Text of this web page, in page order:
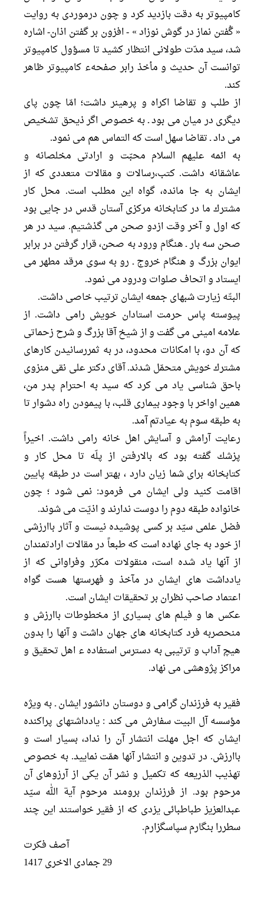
كامپيوتر به دقت بازديد كرد و چون درموردى به روايت
« گُفتن نماز در گوش نوزاد » - افزون بر گفتن اذان- اشاره
شد، سيد مدّت طولانى انتظار كشيد تا مسؤول كامپيوتر
توانست آن حديث و مأخذ رابر صفحهء كامپيوتر ظاهر
كند.
از طلب و تقاضا اكراه و پرهينر داشت؛ امّا چون پاى
ديگرى در ميان مى بود ـ به خصوص اگر ذيحق تشخيص
مى داد ـ تقاضا سهل است كه التماس هم مى نمود.
به ائمه عليهم السلام محبّت و ارادتى مخلصانه و
عاشقانه داشت. كتب،رسالات و مقالات متعددى كه از
ايشان به جا مانده، گواه اين مطلب است. محل كار
مشترك ما در كتابخانه مركزى آستان قدس در جايى بود
كه اول و آخر وقت ازدو صحن مى گذشتيم. سيد در هر
صحن سه بار ـ هنگام ورود به صحن، قرار گرفتن در برابر
ايوان بزرگ و هنگام خروج ـ رو به سوى مرقد مطهر می
ایستاد و اتحاف صلوات ودرود مى نمود.
البتّه زيارت شبهاى جمعه ايشان ترتيب خاصى داشت.
پيوسته پاس حرمت استادان خويش رامى داشت. از
علامه امينى مى گفت و از شيخ آقا بزرگ و شرح زحماتى
كه آن دو، با امكانات محدود، در به ثمررسانيدن كارهاى
مشترك خويش متحمّل شدند. آقاى دكتر على نقى منزوى
باحق شناسى ياد مى كرد كه سيد به احترام پدر من،
همين اواخر با وجود بيمارى قلب، با پيمودن راه دشوار تا
به طبقه سوم به عيادتم آمد.
رعايت آرامش و آسايش اهل خانه رامى داشت. اخيراً
پزشك گفته بود كه بالارفتن از پلّه تا محل كار و
كتابخانه براى شما زيان دارد ، بهتر است در طبقه پايين
اقامت كنيد ولى ایشان می فرمود: نمى شود ؛ چون
خانواده طبقه دوم را دوست ندارند و اذيّت مى شوند.
فضل علمى سيّد بر كسى پوشيده نيست و آثار باارزشى
از خود به جاى نهاده است كه طبعاً در مقالات ارادتمندان
از آنها ياد شده است، منقولات مكرّر وفراوانى كه از
يادداشت هاى ايشان در مآخذ و فهرستها هست گواه
اعتماد صاحب نظران بر تحقيقات ايشان است.
عكس ها و فيلم هاى بسيارى از مخطوطات باارزش و
منحصربه فرد كتابخانه هاى جهان داشت و آنها را بدون
هيچ آداب و ترتيبى به دسترس استفاده ء اهل تحقيق و
مراكز پژوهشى مى نهاد.
فقير به فرزندان گرامى و دوستان دانشور ايشان ـ به ويژه
مؤسسه آل البيت سفارش مى كند : يادداشتهاى پراكنده
ايشان كه اجل مهلت انتشار آن را نداد، بسيار است و
باارزش. در تدوين و انتشار آنها همّت نماييد. به خصوص
تهذيب الذريعه كه تكميل و نشر آن يكى از آرزوهاى آن
مرحوم بود. از فرزندان برومند مرحوم آية الله سيّد
عبدالعزيز طباطبائى يزدى كه از فقير خواستند اين چند
سطررا بنگارم سپاسگزارم.
آصف فكرت
29 جمادى الاخرى 1417